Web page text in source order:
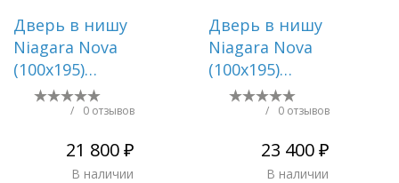
Дверь в нишу
Niagara Nova
(100х195)
распашная,графит,стекло
прозрачное,1 место
/ 0 отзывов
21 800 ₽
В наличии
Дверь в нишу
Niagara Nova
(100х195)
распашная,золото
сатин,стекло
NG-45-10ASG
/ 0 отзывов
23 400 ₽
В наличии